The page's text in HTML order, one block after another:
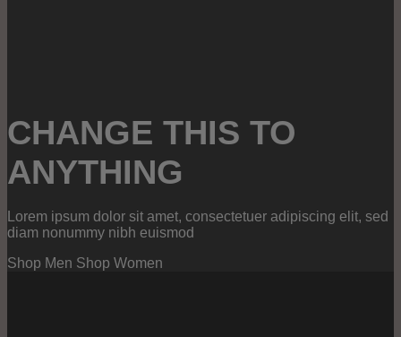
CHANGE THIS TO
ANYTHING
Lorem ipsum dolor sit amet, consectetuer adipiscing elit, sed
diam nonummy nibh euismod
Shop Men Shop Women